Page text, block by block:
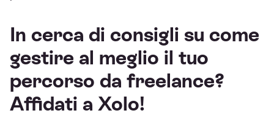
In cerca di consigli su come
gestire al meglio il tuo
percorso da freelance?
Affidati a Xolo!